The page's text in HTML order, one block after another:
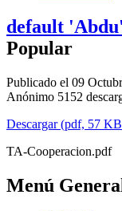
default
Popular
Publicado el 09
Anónimo 5152
Descargar(pdf, 57 KB
TA-Cooperacion.pdf
Menú